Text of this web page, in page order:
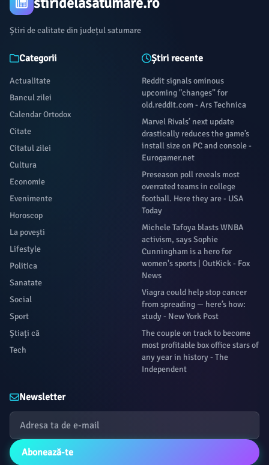
Știri de calitate din județul satumare
Categorii
Actualitate
Bancul zilei
Calendar Ortodox
Citate
Citatul zilei
Cultura
Economie
Evenimente
Horoscop
La povești
Lifestyle
Politica
Sanatate
Social
Sport
Știați că
Tech
Știri recente
Reddit signals ominous
upcoming "changes” for
old.reddit.com - Ars Technica
Marvel Rivals’ next update
drastically reduces the game’s
install size on PC and console -
Eurogamer.net
Preseason poll reveals most
overrated teams in college
football. Here they are - USA
Today
Michele Tafoya blasts WNBA
activism, says Sophie
Cunningham is a hero for
women's sports | OutKick - Fox
News
Viagra could help stop cancer
from spreading — here’s how:
study - New York Post
The couple on track to become
most profitable box office stars of
any year in history - The
Independent
Newsletter
Abonează-te